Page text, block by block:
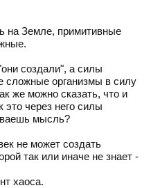
на Земле, примитивные
создали", а силы
сложные организмы в силу
же можно сказать, что и
это через него силы
мысль?
не может создать
так или иначе не знает -
хаоса.